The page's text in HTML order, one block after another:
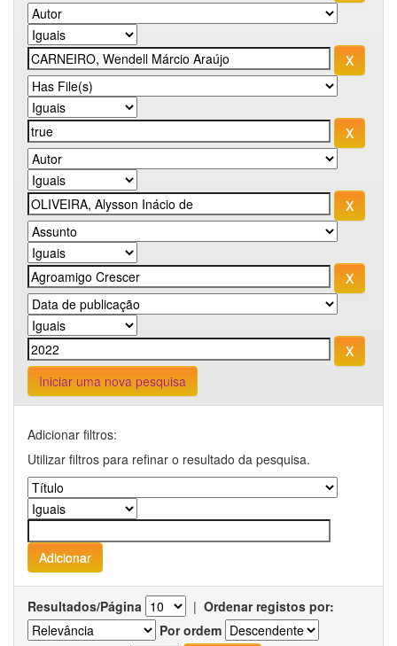
Iniciar uma nova pesquisa
Adicionar filtros:
Utilizar filtros para refinar o resultado da pesquisa.
Resultados/Página | Ordenar registos por:
Por ordem